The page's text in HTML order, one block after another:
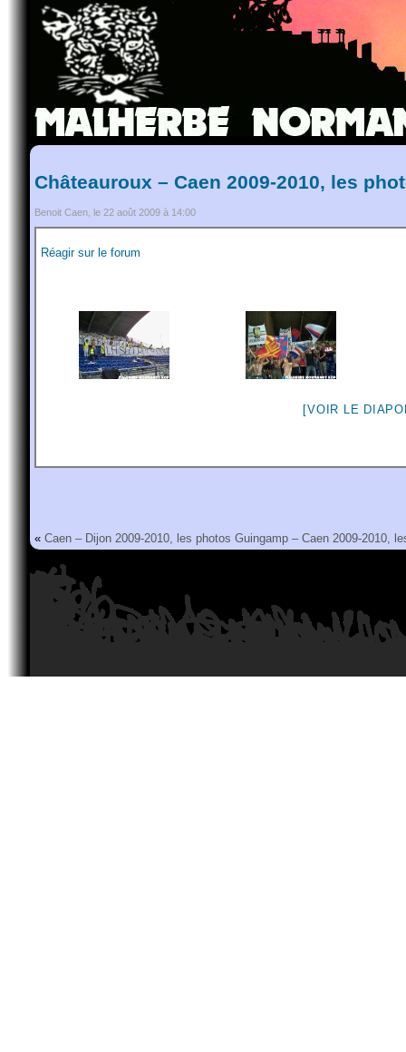
Châteauroux – Caen 2009-2010, les
Benoit Caen, le 22 août 2009 à 14:00
Réagir sur le forum
[VOIR LE
« Caen – Dijon 2009-2010, les photos Guingamp – Caen 2009-2010,